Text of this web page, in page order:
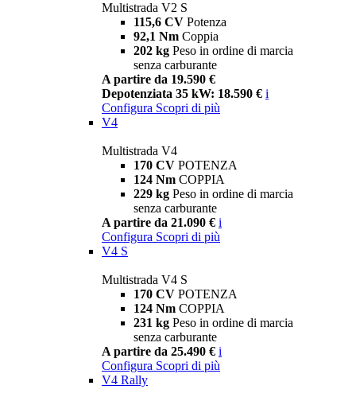
Multistrada V2 S
115,6 CV Potenza
92,1 Nm Coppia
202 kg Peso in ordine di marcia
senza carburante
A partire da 19.590 €
Depotenziata 35 kW: 18.590 € i
Configura Scopri di più
V4
Multistrada V4
170 CV POTENZA
124 Nm COPPIA
229 kg Peso in ordine di marcia
senza carburante
A partire da 21.090 € i
Configura Scopri di più
V4 S
Multistrada V4 S
170 CV POTENZA
124 Nm COPPIA
231 kg Peso in ordine di marcia
senza carburante
A partire da 25.490 € i
Configura Scopri di più
V4 Rally